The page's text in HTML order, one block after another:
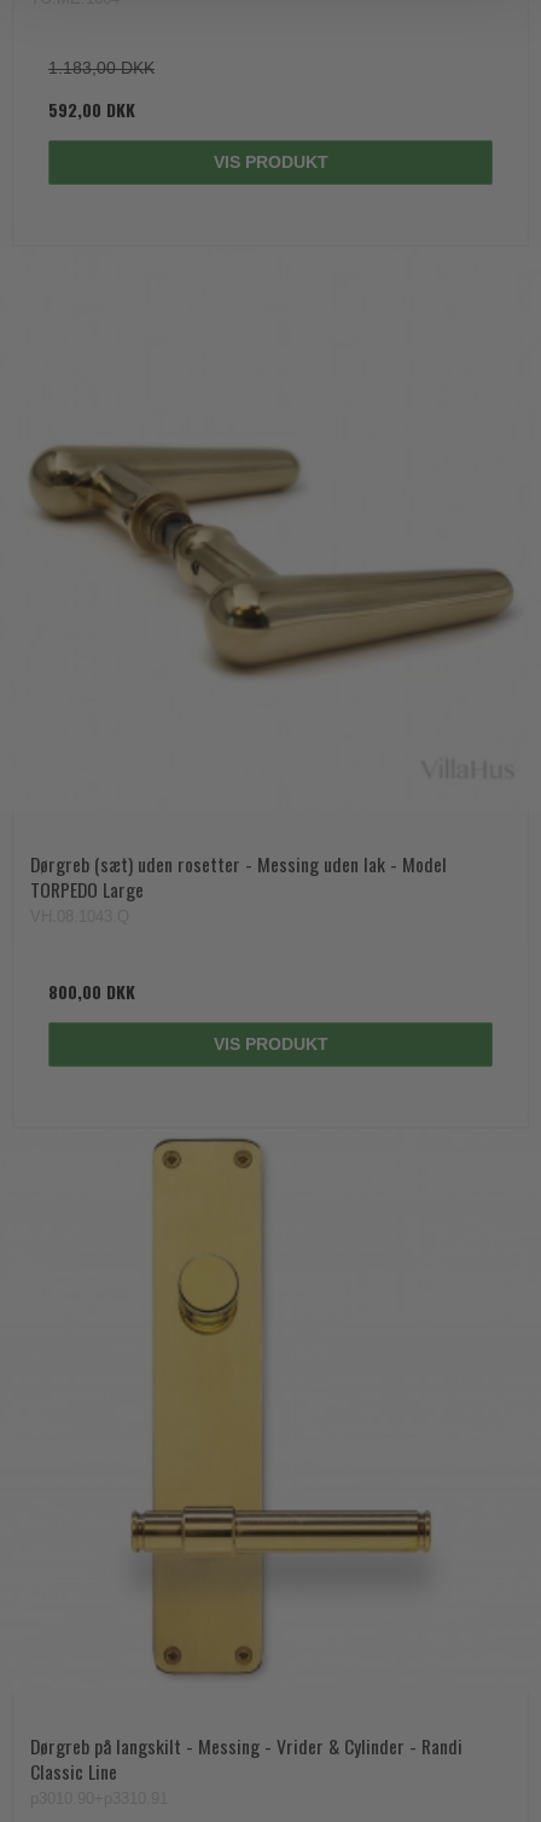
1.183,00 DKK
592,00 DKK
VIS PRODUKT
Dørgreb (sæt) uden rosetter - Messing uden lak - Model
TORPEDO Large
800,00 DKK
VIS PRODUKT
Dørgreb på langskilt - Messing - Vrider & Cylinder - Randi
Classic Line